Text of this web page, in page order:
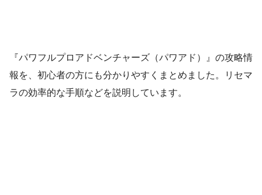
『パワフルプロアドベンチャーズ（パワアド）』の攻略情
報を、初心者の方にも分かりやすくまとめました。リセマ
ラの効率的な手順などを説明しています。